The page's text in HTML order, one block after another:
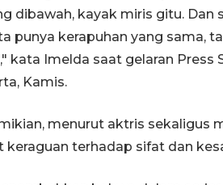
dibawah, kayak miris gitu.
punya kerapuhan yang sama,
kata Imelda saat gelaran Press
Kamis.
menurut aktris sekaligus
keraguan terhadap sifat dan